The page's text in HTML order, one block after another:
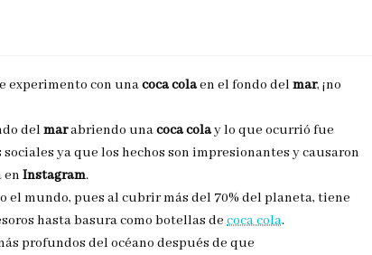
experimento con unacoca colaen el fondo delmar, ¡no
delmarabriendo unacoca colay lo que ocurrió fue
ya que los hechos son impresionantes y causaron
en Instagram.
el mundo, pues al cubrir más del 70% del planeta, tiene
hasta basura como botellas de coca cola.
profundos del océano después de que